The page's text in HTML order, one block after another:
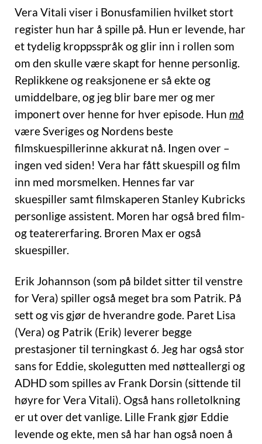
Vera Vitali viser i Bonusfamilien hvilket stort
register hun har å spille på. Hun er levende, har
et tydelig kroppsspråk og glir inn i rollen som
om den skulle være skapt for henne personlig.
Replikkene og reaksjonene er så ekte og
umiddelbare, og jeg blir bare mer og mer
imponert over henne for hver episode. Hun må
være Sveriges og Nordens beste
filmskuespillerinne akkurat nå. Ingen over –
ingen ved siden! Vera har fått skuespill og film
inn med morsmelken. Hennes far var
skuespiller samt filmskaperen Stanley Kubricks
personlige assistent. Moren har også bred film-
og teatererfaring. Broren Max er også
skuespiller.
Erik Johannson (som på bildet sitter til venstre
for Vera) spiller også meget bra som Patrik. På
sett og vis gjør de hverandre gode. Paret Lisa
(Vera) og Patrik (Erik) leverer begge
prestasjoner til terningkast 6. Jeg har også stor
sans for Eddie, skolegutten med nøtteallergi og
ADHD som spilles av Frank Dorsin (sittende til
høyre for Vera Vitali). Også hans rolletolkning
er ut over det vanlige. Lille Frank gjør Eddie
levende og ekte, men så har han også noen å